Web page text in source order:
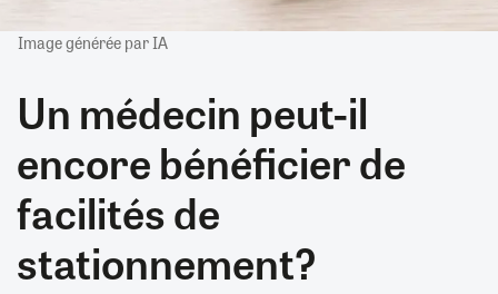
Image générée par IA
Un médecin peut-il
encore bénéficier de
facilités de
stationnement?